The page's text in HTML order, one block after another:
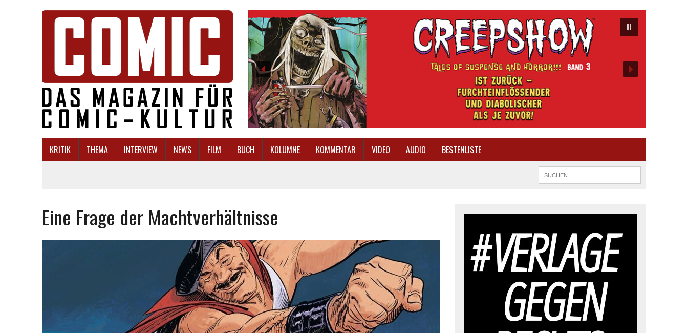
KRITIK THEMA INTERVIEW NEWS FILM BUCH KOLUMNE KOMMENTAR VIDEO AUDIO BESTENLISTE
Eine Frage der Machtverhältnisse